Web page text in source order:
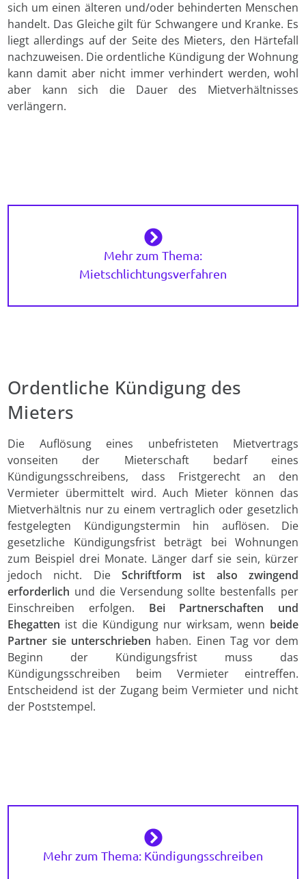
sich um einen älteren und/oder behinderten Menschen
handelt. Das Gleiche gilt für Schwangere und Kranke. Es
liegt allerdings auf der Seite des Mieters, den Härtefall
nachzuweisen. Die ordentliche Kündigung der Wohnung
kann damit aber nicht immer verhindert werden, wohl
aber kann sich die Dauer des Mietverhältnisses
verlängern.
Mehr zum Thema:
Mietschlichtungsverfahren
Ordentliche Kündigung des
Mieters
Die Auflösung eines unbefristeten Mietvertrags
vonseiten der Mieterschaft bedarf eines
Kündigungsschreibens, dass Fristgerecht an den
Vermieter übermittelt wird. Auch Mieter können das
Mietverhältnis nur zu einem vertraglich oder gesetzlich
festgelegten Kündigungstermin hin auflösen. Die
gesetzliche Kündigungsfrist beträgt bei Wohnungen
zum Beispiel drei Monate. Länger darf sie sein, kürzer
jedoch nicht. Die Schriftform ist also zwingend
erforderlich und die Versendung sollte bestenfalls per
Einschreiben erfolgen. Bei Partnerschaften und
Ehegatten ist die Kündigung nur wirksam, wenn beide
Partner sie unterschrieben haben. Einen Tag vor dem
Beginn der Kündigungsfrist muss das
Kündigungsschreiben beim Vermieter eintreffen.
Entscheidend ist der Zugang beim Vermieter und nicht
der Poststempel.
Mehr zum Thema: Kündigungsschreiben